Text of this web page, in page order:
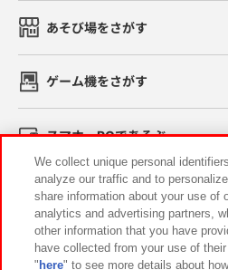
あそび場をさがす
ゲーム機をさがす
スマホ・PCであそぶ
イベント・キャンペーン
We collect unique personal
analyze our traffic and to
share information about your use of
analytics and advertising partners,
other information that you have
have collected from your use of
" here" to see more details about